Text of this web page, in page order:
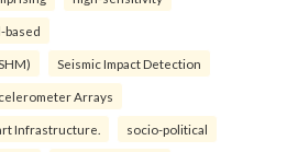
Seismic Impact Detection
Arrays
Infrastructure. socio-political